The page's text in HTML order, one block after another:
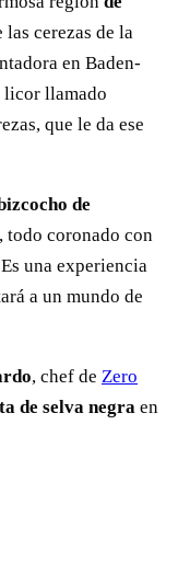
cerezas de la
en Baden-
licor llamado
que le da ese
de
, todo coronado con
una experiencia
a un mundo de
, chef de Zero
de selva negra en